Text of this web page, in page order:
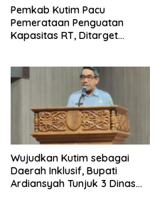
Pemkab Kutim Pacu
Pemerataan Penguatan
Kapasitas RT, Ditarget
Wujudkan Kutim sebagai
Daerah Inklusif, Bupati
Ardiansyah Tunjuk 3 Dinas